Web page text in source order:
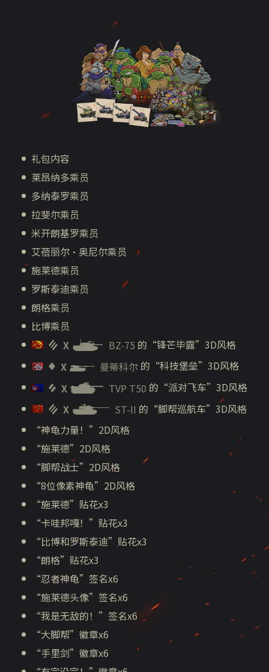
礼包内容
莱昂纳多乘员
多纳泰罗乘员
拉斐尔乘员
米开朗基罗乘员
艾蓓丽尔·奥尼尔乘员
施莱德乘员
罗斯泰迪乘员
朗格乘员
比博乘员
X
BZ-75 的“锋芒毕露”3D风格
X
曼蒂科尔 的“科技堡垒”3D风格
X
TVP T50 的“派对飞车”3D风格
X
ST-II 的“脚帮巡航车”3D风格
“神龟力量！”2D风格
“施莱德”2D风格
“脚帮战士”2D风格
“8位像素神龟”2D风格
“施莱德”贴花x3
“卡哇邦嘎！”贴花x3
“比博和罗斯泰迪”贴花x3
“朗格”贴花x3
“忍者神龟”签名x6
“施莱德头像”签名x6
“我是无敌的！”签名x6
“大脚帮”徽章x6
“手里剑”徽章x6